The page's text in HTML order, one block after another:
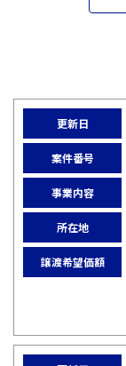
更新日
案件番号
事業内容
所在地
譲渡希望価額